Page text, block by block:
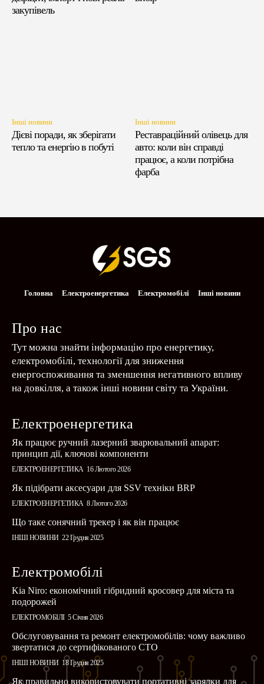
закупівель
Інші новини
Дієві поради, як зберігати
тепло та енергію в побуті
Інші новини
Реставраційний олівець для
авто: коли він справді
працює, а коли потрібна
фарба
Головна Електроенергетика Електромобілі Інші новини
Про нас
Тут можна знайти інформацію про енергетику,
електромобілі, технології для зниження
енергоспоживання та зменшення негативного впливу
на довкілля, а також інші новини світу та України.
Електроенергетика
Як працює ручний лазерний зварювальний апарат:
принцип дії, ключові компоненти
ЕЛЕКТРОЕНЕРГЕТИКА 16 Лютого 2026
Як підібрати аксесуари для SSV техніки BRP
ЕЛЕКТРОЕНЕРГЕТИКА 8 Лютого 2026
Що таке сонячний трекер і як він працює
ІНШІ НОВИНИ 22 Грудня 2025
Електромобілі
Kia Niro: економічний гібридний кросовер для міста та
подорожей
ЕЛЕКТРОМОБІЛІ 5 Січня 2026
Обслуговування та ремонт електромобілів: чому важливо
звертатися до сертифікованого СТО
ІНШІ НОВИНИ 18 Грудня 2025
Як правильно використовувати портативні зарядки для